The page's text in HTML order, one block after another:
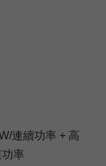
連續功率 + 高
率